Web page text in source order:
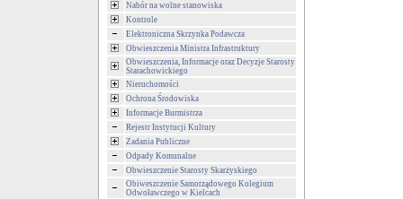
Nabór na wolne stanowiska
Kontrole
Elektroniczna Skrzynka Podawcza
Obwieszczenia Ministra Infrastruktury
Obwieszczenia, Informacje oraz Decyzje Starosty
Starachowickiego
Nieruchomości
Ochrona Środowiska
Informacje Burmistrza
Rejestr Instytucji Kultury
Zadania Publiczne
Odpady Komunalne
Obwieszczenie Starosty Skarżyskiego
Obiweszczenie Samorządowego Kolegium
Odwoławczego w Kielcach